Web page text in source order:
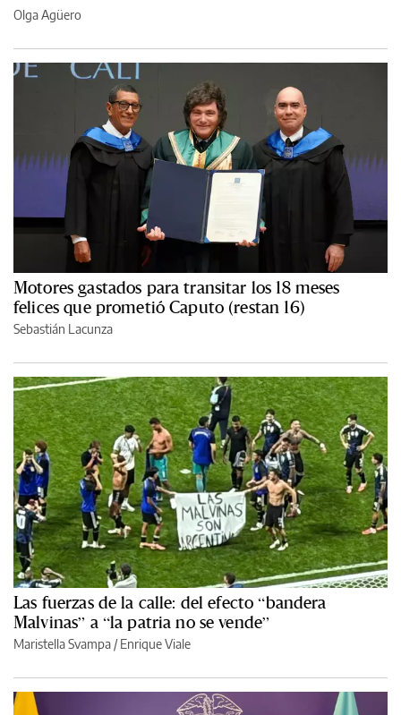
Olga Agüero
Motores gastados para transitar los 18 meses
felices que prometió Caputo (restan 16)
Sebastián Lacunza
Las fuerzas de la calle: del efecto “bandera
Malvinas” a “la patria no se vende”
Maristella Svampa /Enrique Viale